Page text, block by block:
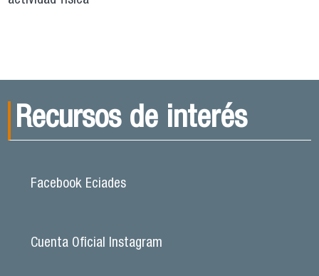
Recursos de interés
Facebook Eciades
Cuenta Oficial Instagram